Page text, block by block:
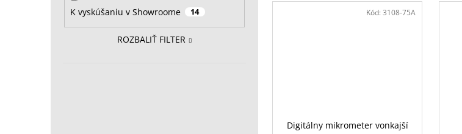
K vyskúšaniu v Showroome 14
ROZBALIŤ FILTER
Digitálny mikrometer vonkajší
Kód: 3108-75A